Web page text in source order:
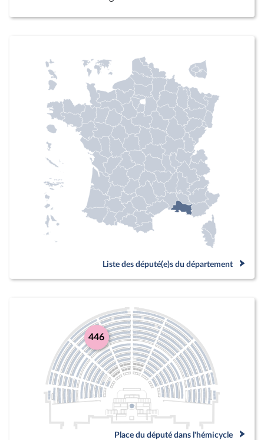
Liste des député(e)s du département
446
Place du député dans l'hémicycle